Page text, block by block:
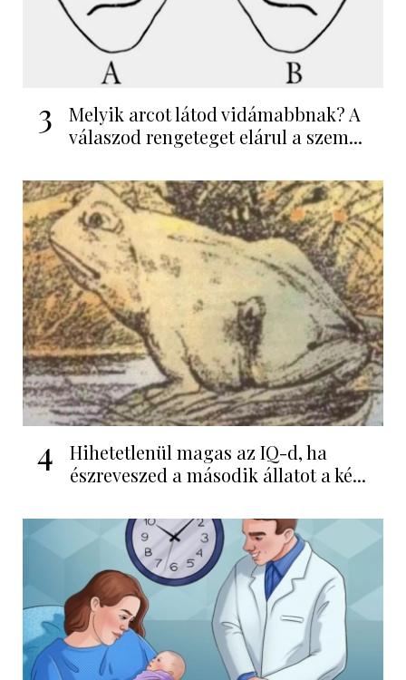
3
Melyik arcot látod vidámabbnak? A
válaszod rengeteget elárul a szem...
4
Hihetetlenül magas az IQ-d, ha
észreveszed a második állatot a ké...